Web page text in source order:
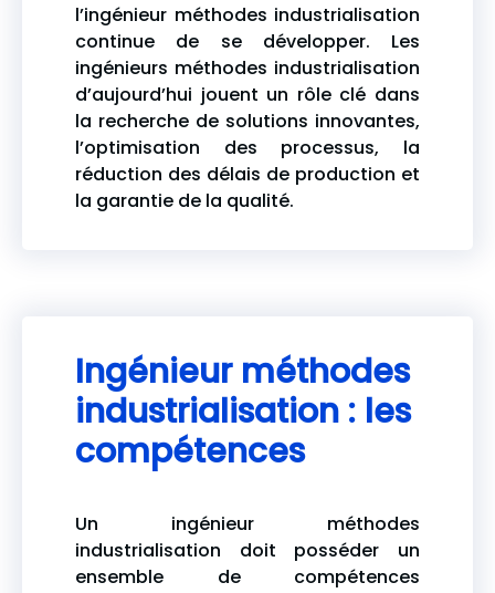
l’ingénieur méthodes industrialisation
continue de se développer. Les
ingénieurs méthodes industrialisation
d’aujourd’hui jouent un rôle clé dans
la recherche de solutions innovantes,
l’optimisation des processus, la
réduction des délais de production et
la garantie de la qualité.
Ingénieur méthodes
industrialisation : les
compétences
Un ingénieur méthodes
industrialisation doit posséder un
ensemble de compétences